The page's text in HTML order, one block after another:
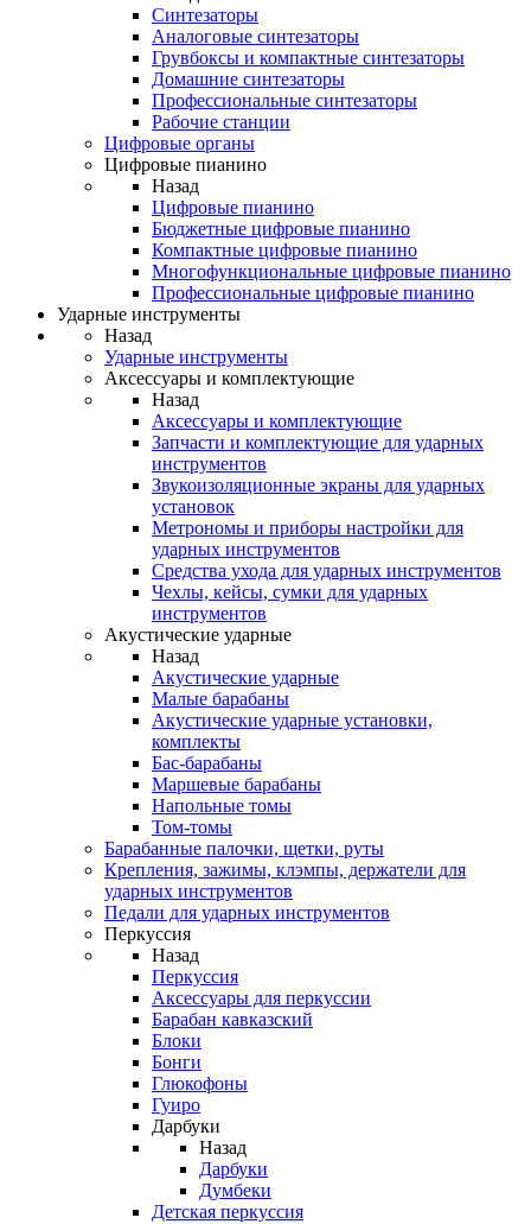
Синтезаторы
Аналоговые синтезаторы
Грувбоксы и компактные синтезаторы
Домашние синтезаторы
Профессиональные синтезаторы
Рабочие станции
Цифровые органы
Цифровые пианино
Назад
Цифровые пианино
Бюджетные цифровые пианино
Компактные цифровые пианино
Многофункциональные цифровые пианино
Профессиональные цифровые пианино
Ударные инструменты
Назад
Ударные инструменты
Аксессуары и комплектующие
Назад
Аксессуары и комплектующие
Запчасти и комплектующие для ударных
инструментов
Звукоизоляционные экраны для ударных
установок
Метрономы и приборы настройки для
ударных инструментов
Средства ухода для ударных инструментов
Чехлы, кейсы, сумки для ударных
инструментов
Акустические ударные
Назад
Акустические ударные
Mалые барабаны
Акустические ударные установки,
комплекты
Бас-барабаны
Маршевые барабаны
Напольные томы
Том-томы
Барабанные палочки, щетки, руты
Крепления, зажимы, клэмпы, держатели для
ударных инструментов
Педали для ударных инструментов
Перкуссия
Назад
Перкуссия
Аксессуары для перкуссии
Барабан кавказский
Блоки
Бонги
Глюкофоны
Гуиро
Дарбуки
Назад
Дарбуки
Думбеки
Детская перкуссия